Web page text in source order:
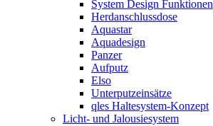
System Design Funktionen
Herdanschlussdose
Aquastar
Aquadesign
Panzer
Aufputz
Elso
Unterputzeinsätze
qles Haltesystem-Konzept
Licht- und Jalousiesystem